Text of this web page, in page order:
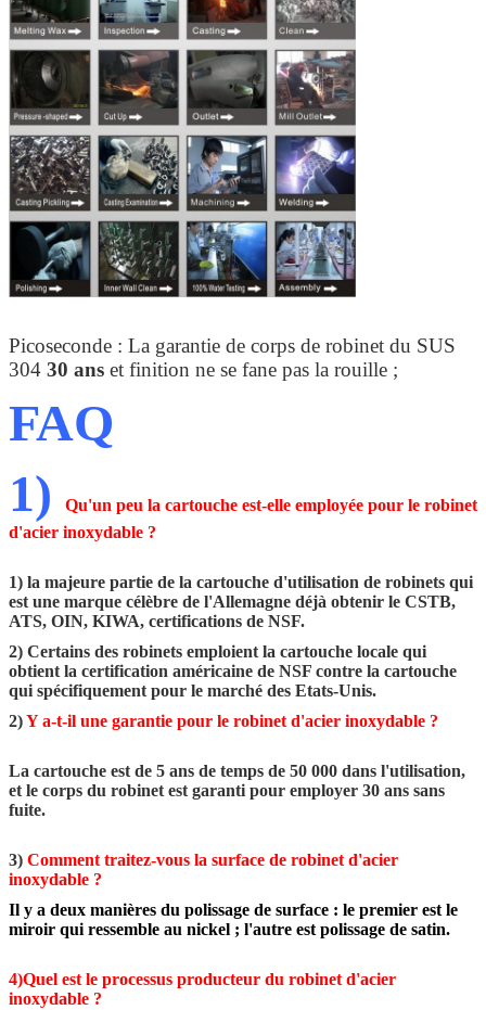
Picoseconde : La garantie de corps de robinet du SUS
304 30 ans et finition ne se fane pas la rouille ;
FAQ
1)
Qu'un peu la cartouche est-elle employée pour le robinet
d'acier inoxydable ?
1) la majeure partie de la cartouche d'utilisation de robinets qui
est une marque célèbre de l'Allemagne déjà obtenir le CSTB,
ATS, OIN, KIWA, certifications de NSF.
2) Certains des robinets emploient la cartouche locale qui
obtient la certification américaine de NSF contre la cartouche
qui spécifiquement pour le marché des Etats-Unis.
2)Y a-t-il une garantie pour le robinet d'acier inoxydable ?
La cartouche est de 5 ans de temps de 50 000 dans l'utilisation,
et le corps du robinet est garanti pour employer 30 ans sans
fuite.
3) Comment traitez-vous la surface de robinet d'acier
inoxydable ?
Il y a deux manières du polissage de surface : le premier est le
miroir qui ressemble au nickel ; l'autre est polissage de satin.
4)Quel est le processus producteur du robinet d'acier
inoxydable ?